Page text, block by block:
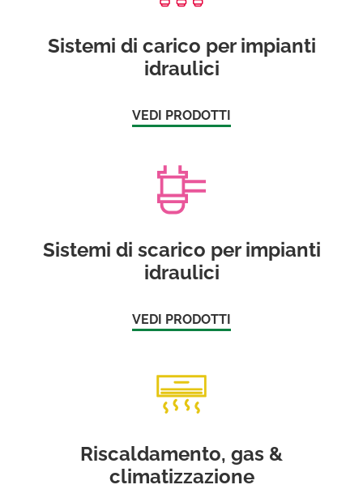
Sistemi di carico per impianti
idraulici
VEDI PRODOTTI
Sistemi di scarico per impianti
idraulici
VEDI PRODOTTI
Riscaldamento, gas &
climatizzazione